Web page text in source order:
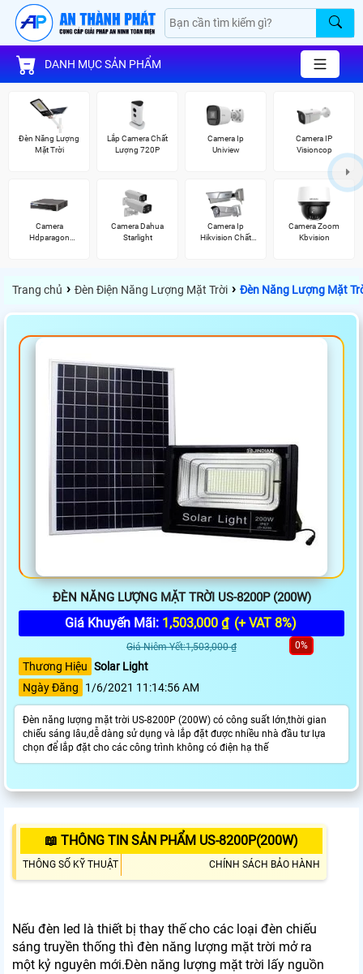
DANH MỤC SẢN PHẨM
Đèn Năng Lượng
Mặt Trời
Lắp Camera Chất
Lượng 720P
Camera Ip
Uniview
Camera IP
Visioncop
Camera
Hdparagon
Camera Dahua
Starlight
Camera Ip
Hikvision Chất
Camera Zoom
Kbvision
Trang chủ › Đèn Điện Năng Lượng Mặt Trời › Đèn Năng Lượng Mặt
ĐÈN NĂNG LƯỢNG MẶT TRỜI US-8200P (200W)
Giá Khuyến Mãi: 1,503,000 ₫ (+ VAT 8%)
Giá Niêm Yết:1,503,000 ₫ 0%
Thương Hiệu Solar Light
Ngày Đăng
1/6/2021 11:14:56 AM
Đèn năng lượng mặt trời US-8200P (200W) có công suất lớn,thời gian
chiếu sáng lâu,dễ dàng sử dụng và lắp đặt được nhiều nhà đầu tư lựa
chọn để lắp đặt cho các công trình không có điện hạ thế
📖 THÔNG TIN SẢN PHẨM US-8200P(200W)
THÔNG SỐ KỸ THUẬT CHÍNH SÁCH BẢO HÀNH
Nếu đèn led là thiết bị thay thế cho các loại đèn chiếu
sáng truyền thống thì đèn năng lượng mặt trời mở ra
một kỷ nguyên mới.Đèn năng lượng mặt trời lấy nguồn